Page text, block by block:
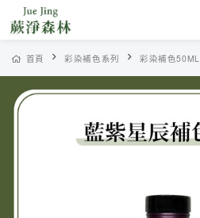
首頁 彩染補色系列 彩染補色50ML